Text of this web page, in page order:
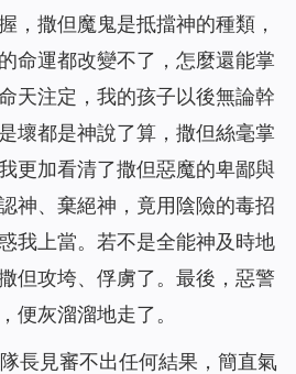
，撒但魔鬼是抵擋神的種類，
命運都改變不了，怎麼還能掌
天注定，我的孩子以後無論幹
壞都是神說了算，撒但絲毫掌
更加看清了撒但惡魔的卑鄙與
神、棄絕神，竟用陰險的毒招
上當。若不是全能神及時地
但攻垮、俘虜了。最後，惡警
便灰溜溜地走了。
長見審不出任何結果，簡直氣